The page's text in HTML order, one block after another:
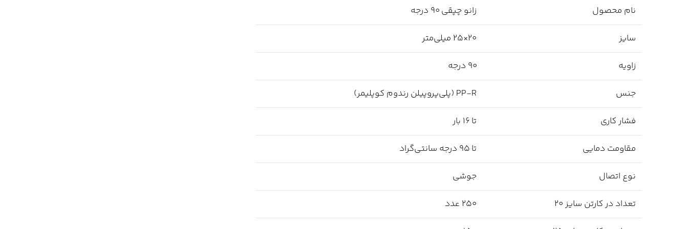
نام محصول زانو چپقی ۹۰ درجه
سایز 20×25 میلی‌متر
زاویه 90 درجه
جنس PP-R (پلی‌پروپیلن رندوم کوپلیمر)
فشار کاری تا 16 بار
مقاومت دمایی تا 95 درجه سانتی‌گراد
نوع اتصال جوشی
تعداد در کارتن سایز 20 250 عدد